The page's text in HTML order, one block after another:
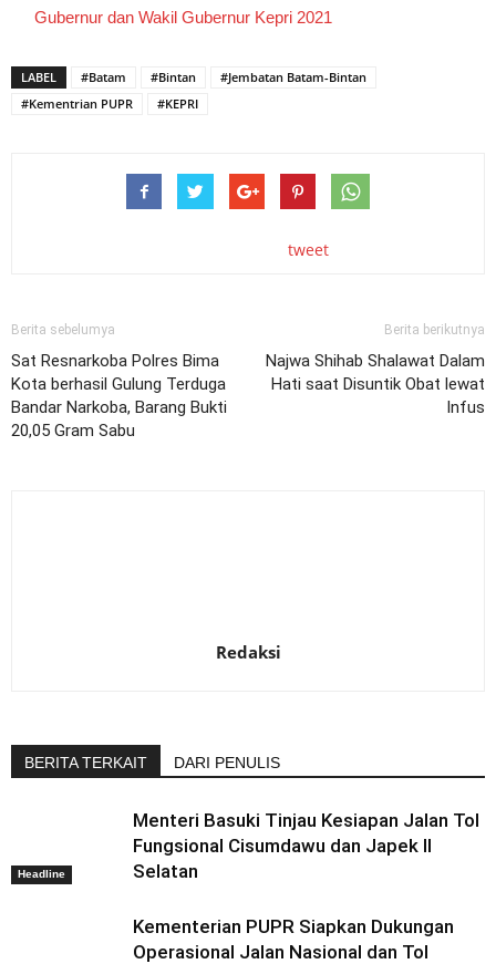
Gubernur dan Wakil Gubernur Kepri 2021
LABEL #Batam #Bintan
#Jembatan Batam-Bintan
#Kementrian PUPR
#KEPRI
tweet
Berita sebelumya
Sat Resnarkoba Polres Bima
Kota berhasil Gulung Terduga
Bandar Narkoba, Barang Bukti
20,05 Gram Sabu
Berita berikutnya
Najwa Shihab Shalawat Dalam
Hati saat Disuntik Obat lewat
Infus
Redaksi
BERITA TERKAIT DARI PENULIS
Headline
Menteri Basuki Tinjau Kesiapan Jalan Tol
Fungsional Cisumdawu dan Japek II
Selatan
Kementerian PUPR Siapkan Dukungan
Operasional Jalan Nasional dan Tol